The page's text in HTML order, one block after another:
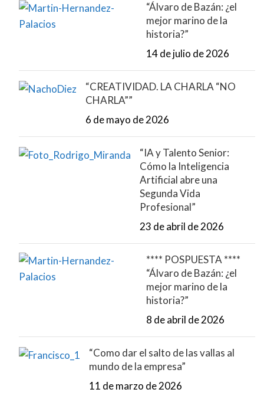
“Álvaro de Bazán: ¿el
mejor marino de la
historia?”
14 de julio de 2026
“CREATIVIDAD. LA CHARLA “NO
CHARLA””
6 de mayo de 2026
“IA y Talento Senior:
Cómo la Inteligencia
Artificial abre una
Segunda Vida
Profesional”
23 de abril de 2026
**** POSPUESTA ****
“Álvaro de Bazán: ¿el
mejor marino de la
historia?”
8 de abril de 2026
“Como dar el salto de las vallas al
mundo de la empresa”
11 de marzo de 2026